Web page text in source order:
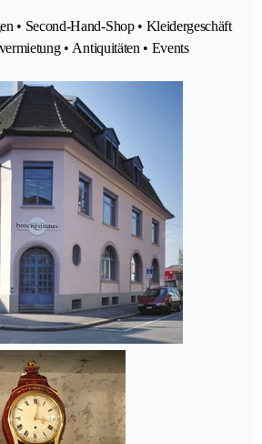
• Second-Hand-Shop • Kleidergeschäft
• Antiquitäten • Events